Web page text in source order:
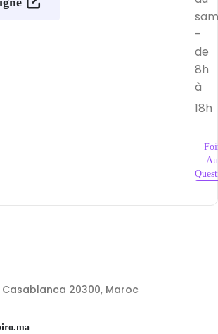
-
de
8h
à
18h
Casablanca 20300, Maroc